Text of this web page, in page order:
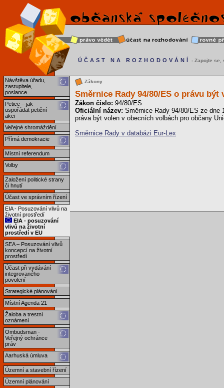
Návštěva úřadu,
zastupitele,
poslance
Petice – jak
uspořádat petiční
akci
Veřejné shromáždění
Přímá demokracie
Místní referendum
Volby
Založení politické strany
či hnutí
Účast ve správním řízení
EIA - Posuzování vlivů na
životní prostředí
EIA - posuzování
vlivů na životní
prostředí v EU
SEA – Posuzování vlivů
koncepcí na životní
prostředí
Účast při vydávání
integrovaného
povolení
Strategické plánování
Místní Agenda 21
Žaloba a trestní
oznámení
Ombudsman -
Veřejný ochránce
práv
Aarhuská úmluva
Územní a stavební řízení
Územní plánování
ÚČAST NA ROZHODOVÁNÍ - Zapojte se,
Zákony
Směrnice Rady 94/80/ES o právu
Zákon číslo: 94/80/ES
Oficiální název: Směrnice Rady 94/80/ES ze dne
práva být volen v obecních volbách pro občany
Směrnice Rady v databázi Eur-Lex